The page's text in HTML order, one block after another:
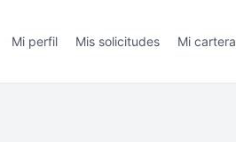
Mi perfil Mis solicitudes Mi cartera